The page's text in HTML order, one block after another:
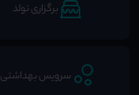
برگزاری تولد
سرویس بهداشتی